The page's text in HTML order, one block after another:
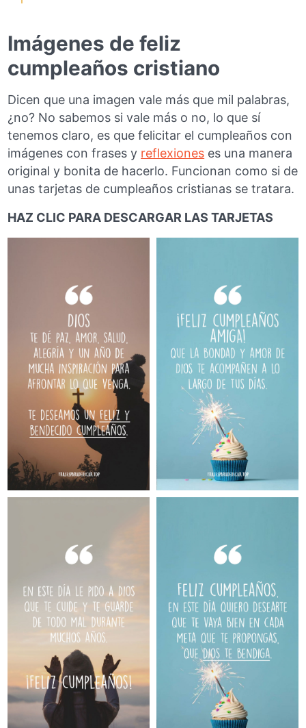
Imágenes de feliz
cumpleaños cristiano
Dicen que una imagen vale más que mil palabras,
¿no? No sabemos si vale más o no, lo que sí
tenemos claro, es que felicitar el cumpleaños con
imágenes con frases y reflexiones es una manera
original y bonita de hacerlo. Funcionan como si de
unas tarjetas de cumpleaños cristianas se tratara.
HAZ CLIC PARA DESCARGAR LAS TARJETAS